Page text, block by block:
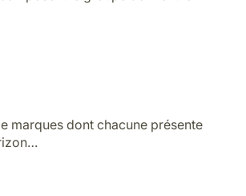
marques dont chacune présente